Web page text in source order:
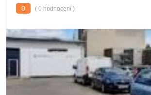
0
( 0 hodnocení )